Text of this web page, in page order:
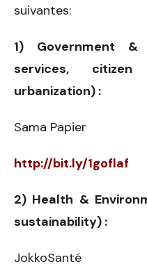
suivantes:
1) Government &
services, citizen
urbanization) :
Sama Papier
http://bit.ly/1goflaf
2) Health &
sustainability) :
JokkoSanté